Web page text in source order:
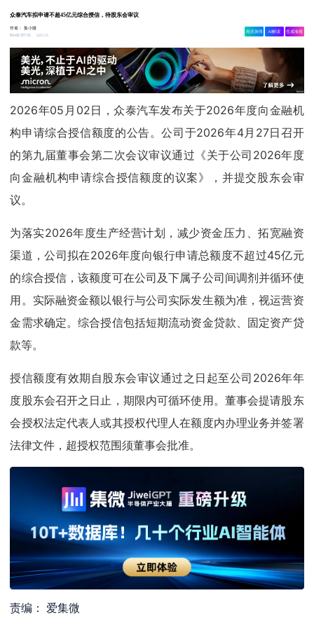
众泰汽车拟申请不超45亿元综合授信，待股东会审议
作者：集小微
05-02 07:51
8126
相关舆情 AI解读 生成海报
2026年05月02日，众泰汽车发布关于2026年度向金融机
构申请综合授信额度的公告。公司于2026年4月27日召开
的第九届董事会第二次会议审议通过《关于公司2026年度
向金融机构申请综合授信额度的议案》，并提交股东会审
议。
为落实2026年度生产经营计划，减少资金压力、拓宽融资
渠道，公司拟在2026年度向银行申请总额度不超过45亿元
的综合授信，该额度可在公司及下属子公司间调剂并循环使
用。实际融资金额以银行与公司实际发生额为准，视运营资
金需求确定。综合授信包括短期流动资金贷款、固定资产贷
款等。
授信额度有效期自股东会审议通过之日起至公司2026年年
度股东会召开之日止，期限内可循环使用。董事会提请股东
会授权法定代表人或其授权代理人在额度内办理业务并签署
法律文件，超授权范围须董事会批准。
责编： 爱集微